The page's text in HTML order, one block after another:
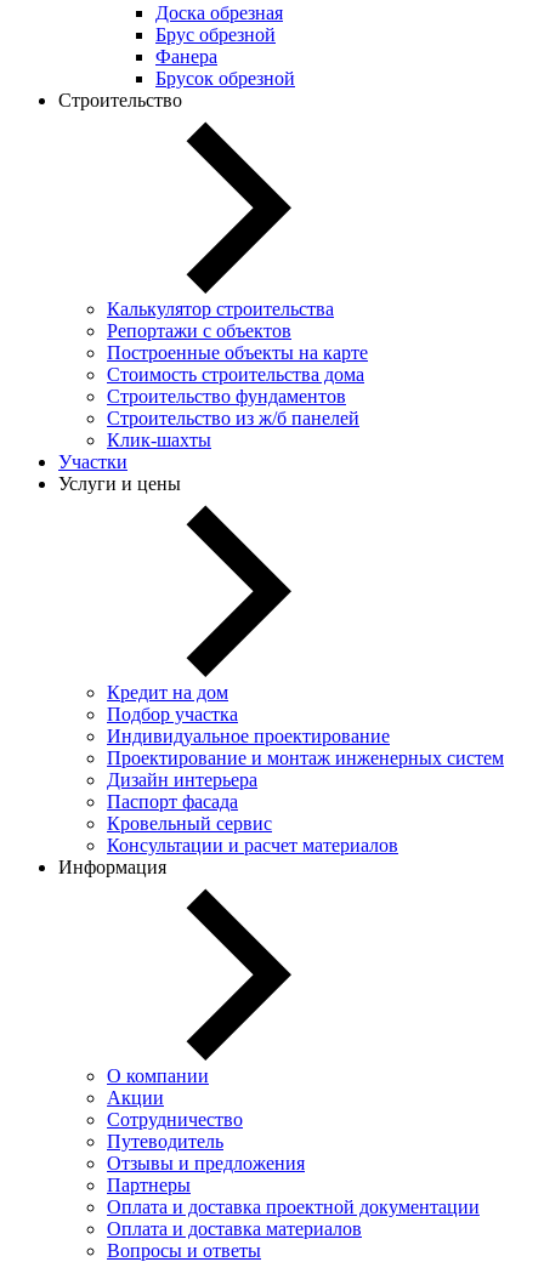
Доска обрезная
Брус обрезной
Фанера
Брусок обрезной
Строительство
Калькулятор строительства
Репортажи с объектов
Построенные объекты на карте
Стоимость строительства дома
Строительство фундаментов
Строительство из ж/б панелей
Клик-шахты
Участки
Услуги и цены
Кредит на дом
Подбор участка
Индивидуальное проектирование
Проектирование и монтаж инженерных систем
Дизайн интерьера
Паспорт фасада
Кровельный сервис
Консультации и расчет материалов
Информация
О компании
Акции
Сотрудничество
Путеводитель
Отзывы и предложения
Партнеры
Оплата и доставка проектной документации
Оплата и доставка материалов
Вопросы и ответы